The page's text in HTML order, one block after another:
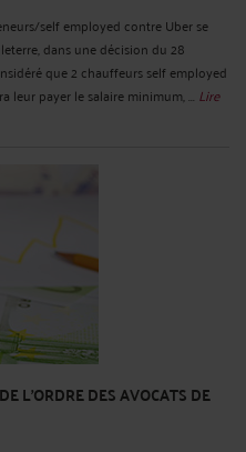
self employed contre Uber se
dans une décision du 28
que 2 chauffeurs self employed
leur payer le salaire minimum, ... Lire
L’ORDRE DES AVOCATS DE